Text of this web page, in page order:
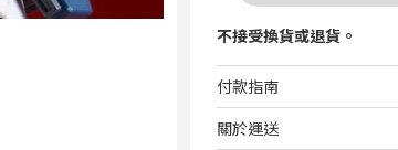
不接受換貨或退貨。
付款指南
關於運送